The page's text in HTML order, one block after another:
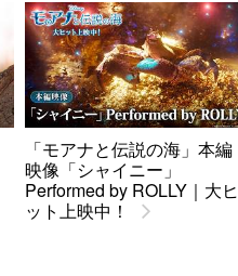
「モアナと伝説の海」本編
映像「シャイニー」
Performed by ROLLY｜大ヒ
ット上映中！